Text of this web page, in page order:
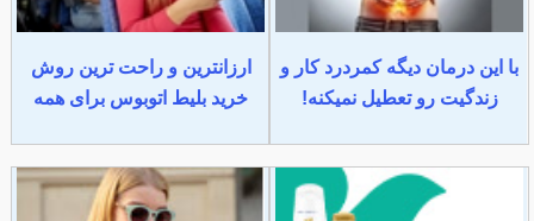
با این درمان دیگه کمردرد کار و
زندگیت رو تعطیل نمیکنه!
ارزانترین و راحت ترین روش
خرید بلیط اتوبوس برای همه